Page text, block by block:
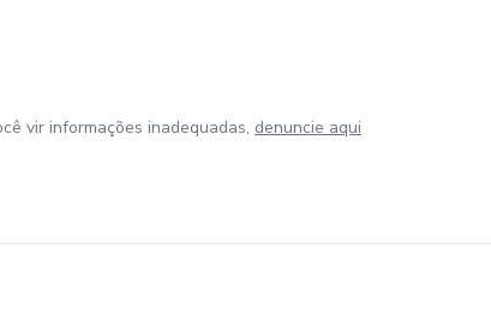
vir informações inadequadas, denuncie aqui